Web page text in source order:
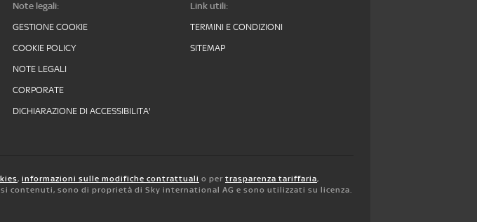
Note legali:
GESTIONE COOKIE
COOKIE POLICY
NOTE LEGALI
CORPORATE
DICHIARAZIONE DI ACCESSIBILITA'
Link utili:
TERMINI E CONDIZIONI
SITEMAP
, informazioni sulle modifiche contrattuali o per trasparenza tariffaria,
sono di proprietà di Sky international AG e sono utilizzati su licenza.